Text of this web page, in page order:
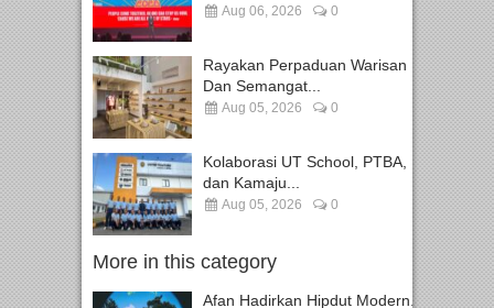
Aug 06, 2026 0
Rayakan Perpaduan Warisan
Dan Semangat...
Aug 05, 2026 0
Kolaborasi UT School, PTBA,
dan Kamaju...
Aug 05, 2026 0
More in this category
Afan Hadirkan Hipdut Modern...